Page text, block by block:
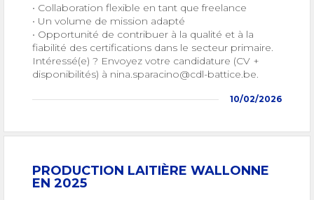
• Collaboration flexible en tant que freelance
• Un volume de mission adapté
• Opportunité de contribuer à la qualité et à la
fiabilité des certifications dans le secteur primaire.
Intéressé(e) ? Envoyez votre candidature (CV +
disponibilités) à nina.sparacino@cdl-battice.be.
10/02/2026
PRODUCTION LAITIÈRE WALLONNE
EN 2025